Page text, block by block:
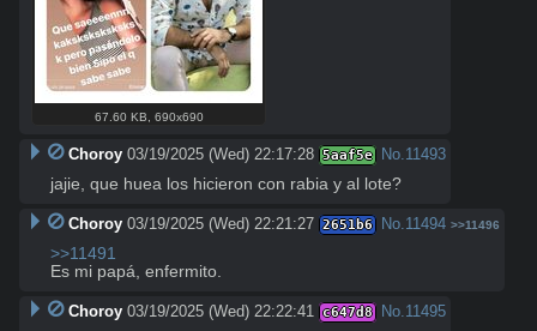
67.60 KB 690x690
Choroy 03/19/2025 (Wed) 22:17:28 5aaf5e No. 11493
jajie, que huea los hicieron con rabia y al lote?
Choroy 03/19/2025 (Wed) 22:21:27 2651b6 No. 11494 >>11496
>>11491
Es mi papá, enfermito.
Choroy 03/19/2025 (Wed) 22:22:41 c647d8 No. 11495